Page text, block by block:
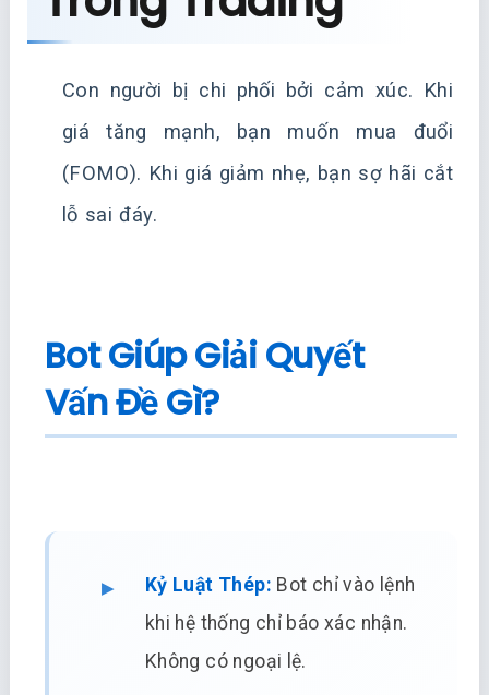
Con người bị chi phối bởi cảm xúc. Khi
giá tăng mạnh, bạn muốn mua đuổi
(FOMO). Khi giá giảm nhẹ, bạn sợ hãi cắt
lỗ sai đáy.
Bot Giúp Giải Quyết
Vấn Đề Gì?
Kỷ Luật Thép: Bot chỉ vào lệnh
khi hệ thống chỉ báo xác nhận.
Không có ngoại lệ.